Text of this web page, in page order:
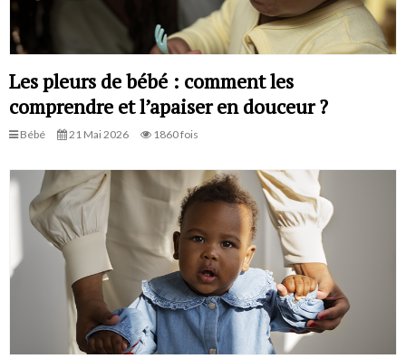
Les pleurs de bébé : comment les
comprendre et l’apaiser en douceur ?
Bébé 21 Mai 2026 1860 fois